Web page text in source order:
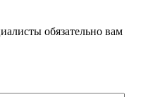
обязательно вам